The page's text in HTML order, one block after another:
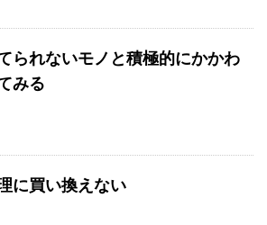
られないモノと積極的にかかわ
みる
に買い換えない